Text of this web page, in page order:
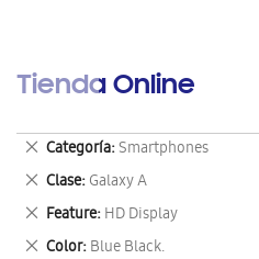
Tienda Online
Categoría Smartphones
Eliminar
este
artículo
Clase Galaxy A
Eliminar
este
artículo
Feature HD Display
Eliminar
este
Color Blue Black.
Eliminar